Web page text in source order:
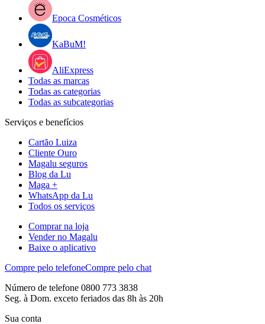
Epoca Cosméticos
KaBuM!
AliExpress
Todas as marcas
Todas as categorias
Todas as subcategorias
Serviços e benefícios
Cartão Luiza
Cliente Ouro
Magalu seguros
Blog da Lu
Maga +
WhatsApp da Lu
Todos os serviços
Comprar na loja
Vender no Magalu
Baixe o aplicativo
Compre pelo telefoneCompre pelo chat
Número de telefone 0800 773 3838
Seg. à Dom. exceto feriados das 8h às 20h
Sua conta